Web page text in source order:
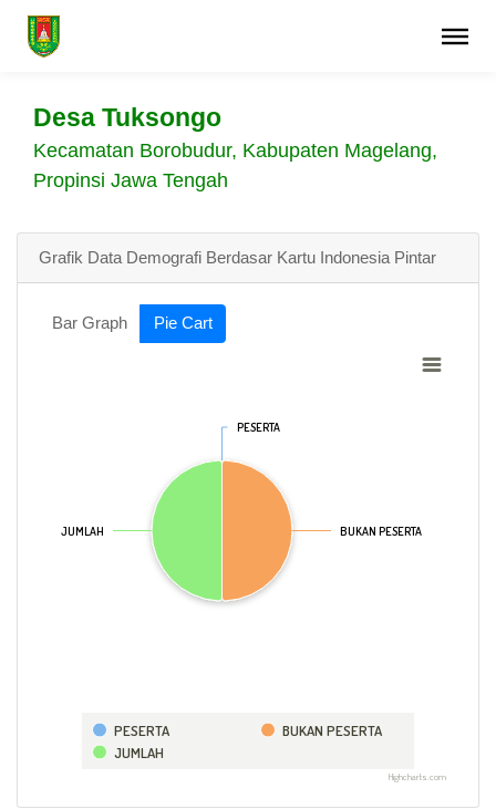
Desa Tuksongo
Kecamatan Borobudur, Kabupaten Magelang,
Propinsi Jawa Tengah
Grafik Data Demografi Berdasar Kartu Indonesia Pintar
Bar Graph Pie Cart
PESERTA
PESERTA
BUKAN PESERTA
BUKAN PESERTA
JUMLAH
JUMLAH
PESERTA
BUKAN PESERTA
JUMLAH
Highcharts.com